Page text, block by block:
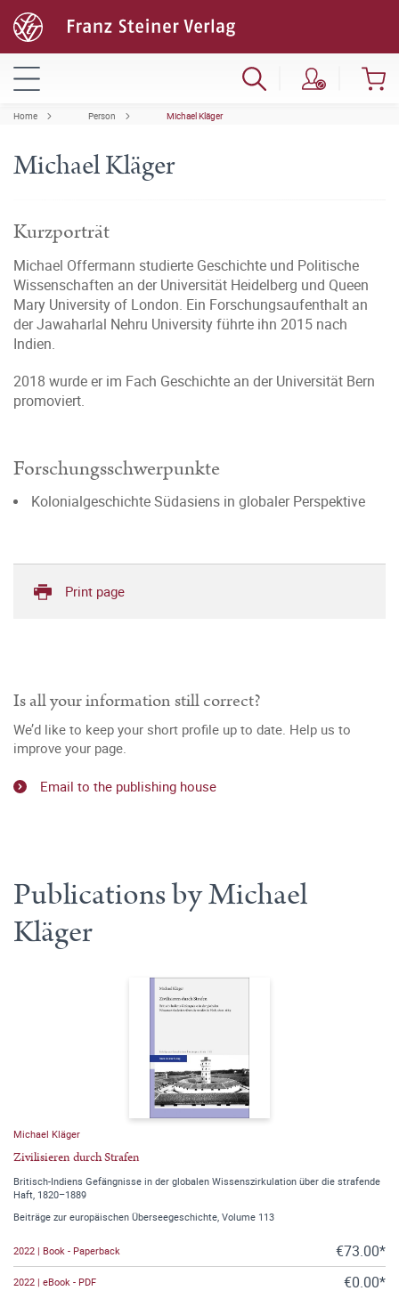
Home Person Michael Kläger
Michael Kläger
Kurzporträt
Michael Offermann studierte Geschichte und Politische
Wissenschaften an der Universität Heidelberg und Queen
Mary University of London. Ein Forschungsaufenthalt an
der Jawaharlal Nehru University führte ihn 2015 nach
Indien.
2018 wurde er im Fach Geschichte an der Universität Bern
promoviert.
Forschungsschwerpunkte
Kolonialgeschichte Südasiens in globaler Perspektive
Print page
Is all your information still correct?
We’d like to keep your short profile up to date. Help us to
improve your page.
Email to the publishing house
Publications by Michael
Kläger
Michael Kläger
Zivilisieren durch Strafen
Britisch-Indiens Gefängnisse in der globalen Wissenszirkulation über die strafende
Haft, 1820–1889
Beiträge zur europäischen Überseegeschichte, Volume 113
2022 | Book - Paperback €73.00*
2022 | eBook - PDF €0.00*